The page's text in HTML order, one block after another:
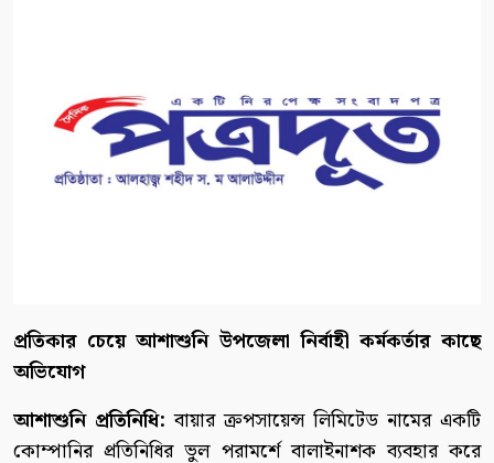
প্রতিকার চেয়ে আশাশুনি উপজেলা নির্বাহী কর্মকর্তার কাছে
অভিযোগ
আশাশুনি প্রতিনিধি: বায়ার ক্রপসায়েন্স লিমিটেড নামের একটি
কোম্পানির প্রতিনিধির ভুল পরামর্শে বালাইনাশক ব্যবহার করে